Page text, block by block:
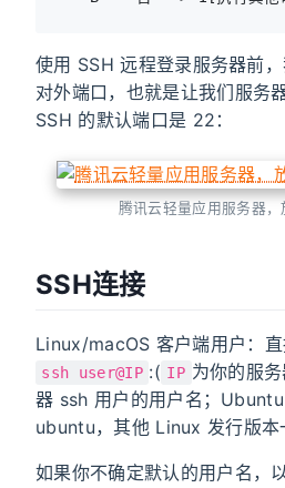
使用 SSH 远程登录服务器前
对外端口，也就是让我们服务
SSH 的默认端口是 22：
腾讯云轻量应用服务器
SSH连接
Linux/macOS 客户端用户：
ssh user@IP :( IP 为你的服务
器 ssh 用户的用户名；
ubuntu，其他 Linux 发行版本
如果你不确定默认的用户名，